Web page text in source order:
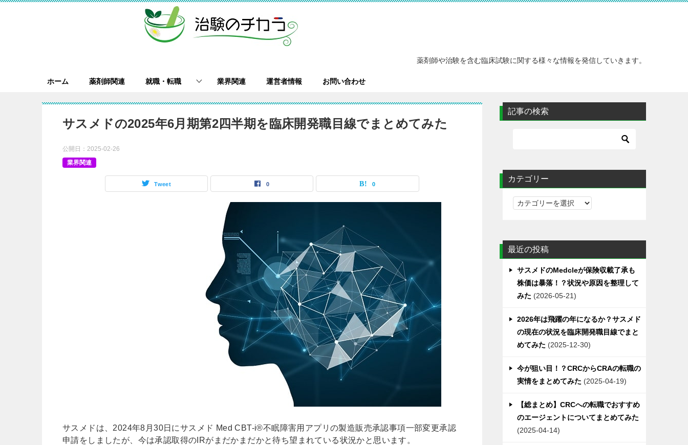
薬剤師や治験を含む臨床試験に関する様々な情報を発信していきます。
ホーム 薬剤師関連 就職・転職 業界関連 運営者情報 お問い合わせ
サスメドの2025年6月期第2四半期を臨床開発職目線でまとめてみた
公開日： 2025-02-26
業界関連
Tweet 0 0
サスメドは、2024年8月30日にサスメド Med CBT-i®不眠障害用アプリの製造販売承認事項一部変更承認
申請をしましたが、今は承認取得のIRがまだかまだかと待ち望まれている状況かと思います。
記事の検索
カテゴリー
カ
リ
ー
最近の投稿
サスメドのMedcleが保険収載了承も
株価は暴落！？状況や原因を整理して
みた
2026-05-21
2026年は飛躍の年になるか？サスメド
の現在の状況を臨床開発職目線でまと
めてみた
2025-12-30
今が狙い目！？CRCからCRAの転職の
実情をまとめてみた
2025-04-19
【総まとめ】CRCへの転職でおすすめ
のエージェントについてまとめてみた
2025-04-14